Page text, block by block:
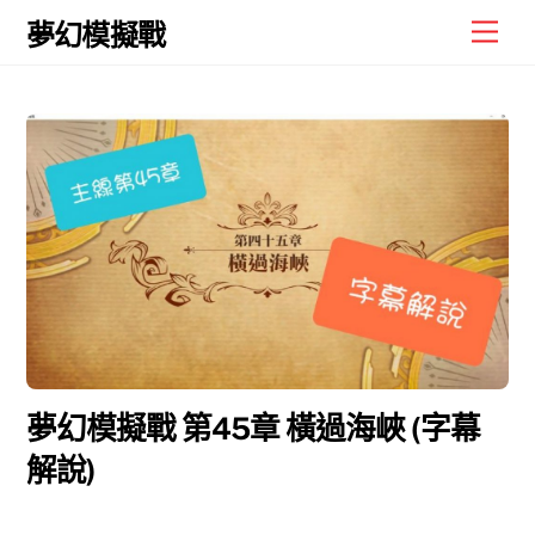
Skip
夢幻模擬戰
夢幻模擬戰 第45章 橫過海峽 (字幕
解說)